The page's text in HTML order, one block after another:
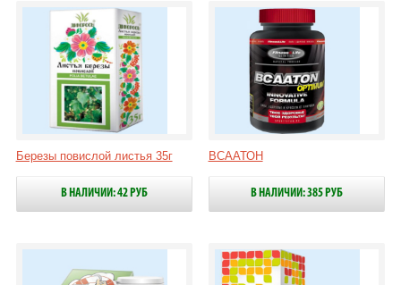
Березы повислой листья 35г
В НАЛИЧИИ: 42 РУБ
ВСААТОН
В НАЛИЧИИ: 385 РУБ